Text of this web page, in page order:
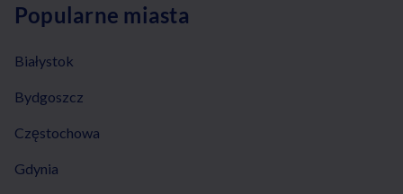
Popularne miasta
Białystok
Bydgoszcz
Częstochowa
Gdynia